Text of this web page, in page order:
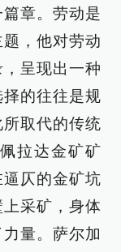
章。劳动是
，他对劳动
呈现出一种
的往往是规
取代的传统
拉达金矿矿
仄的金矿坑
采矿，身体
量。萨尔加